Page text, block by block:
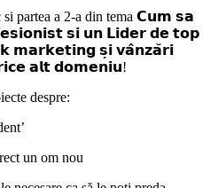
si partea a 2-a din tema 𝗖𝘂𝗺 𝘀𝗮
𝘀𝗶 𝘂𝗻 𝗟𝗶𝗱𝗲𝗿 𝗱𝗲 𝘁𝗼𝗽
𝗺𝗮𝗿𝗸𝗲𝘁𝗶𝗻𝗴 𝘀̦𝗶 𝘃𝗮̂𝗻𝘇𝗮̆𝗿𝗶
𝗮𝗹𝘁 𝗱𝗼𝗺𝗲𝗻𝗶𝘂!
despre:
un om nou